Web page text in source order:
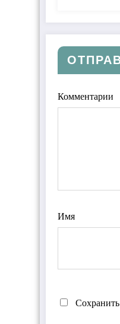
Комментарии
Имя